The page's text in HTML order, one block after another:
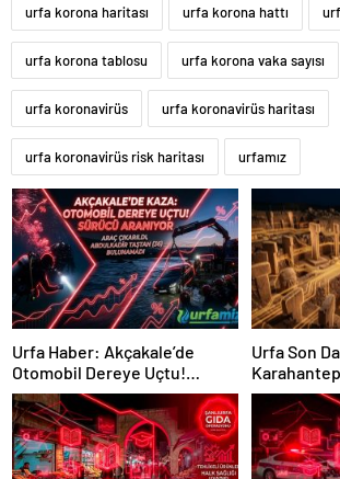
urfa korona haritası urfa korona hattı
urfa korona tablosu urfa korona vaka sayısı
urfa koronavirüs urfa koronavirüs haritası
urfa koronavirüs risk haritası urfamız
Urfa Haber: Akçakale’de
Otomobil Dereye Uçtu!
Sürücü Abdulkadir Taştan
Aranıyor
Urfa Son
Sarsan